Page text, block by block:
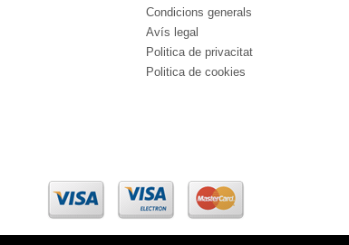
Condicions generals
Avís legal
Politica de privacitat
Politica de cookies